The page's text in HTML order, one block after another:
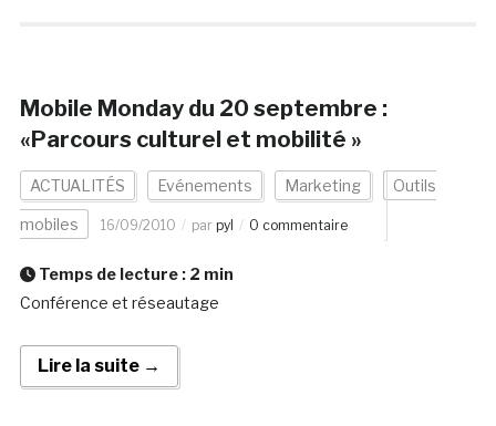
Mobile Monday du 20 septembre :
«Parcours culturel et mobilité »
ACTUALITÉS Evénements Marketing Outils
mobiles 16/09/2010 par pyl 0 commentaire
Temps de lecture : 2 min
Conférence et réseautage
Lire la suite →